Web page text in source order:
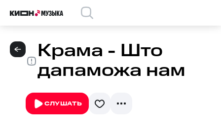
Крама - Што
дапаможа нам
СЛУШАТЬ